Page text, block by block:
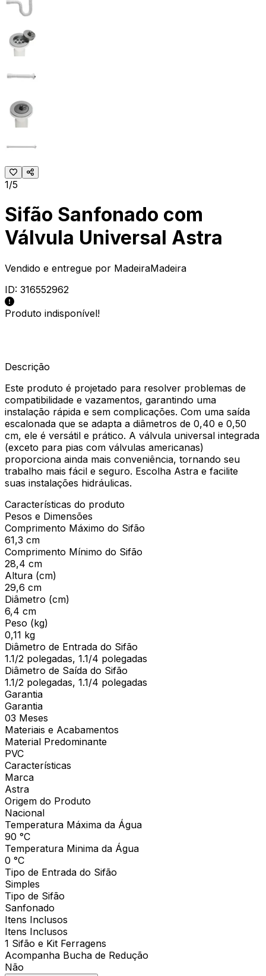
1/5
Sifão Sanfonado com
Válvula Universal Astra
Vendido e entregue por MadeiraMadeira
ID: 316552962
Produto indisponível!
Descrição
Este produto é projetado para resolver problemas de
compatibilidade e vazamentos, garantindo uma
instalação rápida e sem complicações. Com uma saída
escalonada que se adapta a diâmetros de 0,40 e 0,50
cm, ele é versátil e prático. A válvula universal integrada
(exceto para pias com válvulas americanas)
proporciona ainda mais conveniência, tornando seu
trabalho mais fácil e seguro. Escolha Astra e facilite
suas instalações hidráulicas.
Características do produto
Pesos e Dimensões
Comprimento Máximo do Sifão
61,3 cm
Comprimento Mínimo do Sifão
28,4 cm
Altura (cm)
29,6 cm
Diâmetro (cm)
6,4 cm
Peso (kg)
0,11 kg
Diâmetro de Entrada do Sifão
1.1/2 polegadas, 1.1/4 polegadas
Diâmetro de Saída do Sifão
1.1/2 polegadas, 1.1/4 polegadas
Garantia
Garantia
03 Meses
Materiais e Acabamentos
Material Predominante
PVC
Características
Marca
Astra
Origem do Produto
Nacional
Temperatura Máxima da Água
90 °C
Temperatura Minima da Água
0 °C
Tipo de Entrada do Sifão
Simples
Tipo de Sifão
Sanfonado
Itens Inclusos
Itens Inclusos
1 Sifão e Kit Ferragens
Acompanha Bucha de Redução
Não